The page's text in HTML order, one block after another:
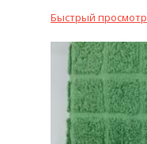
Быстрый просмотр